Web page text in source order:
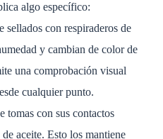
algo específico:
sellados con respiraderos de
y cambian de color de
una comprobación visual
cualquier punto.
tomas con sus contactos
aceite. Esto los mantiene